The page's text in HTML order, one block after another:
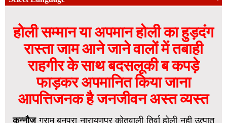
होली सम्मान या अपमान होली का हुड़दंग
रास्ता जाम आने जाने वालों में तबाही
राहगीर के साथ बदसलूकी ब कपड़े
फाड़कर अपमानित किया जाना
आपत्तिजनक है जनजीवन अस्त व्यस्त
कन्नौजग्राम बनपुरा नारायणपुर कोतवाली तिर्वा होली नही उत्पात